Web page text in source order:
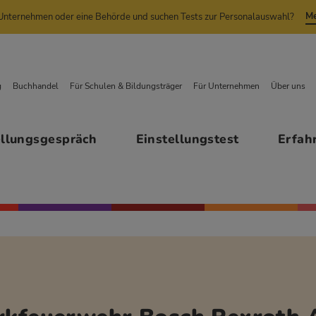
oder eine Behörde und suchen Tests zur Personalauswahl?
Einstellungstest
Buchhandel Für Schulen & Bildungsträger Für Unternehmen Über uns